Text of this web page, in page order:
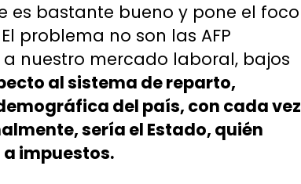
es bastante bueno y pone el foco
problema no son las AFP
nuestro mercado laboral, bajos
al sistema de reparto,
del país, con cada vez
sería el Estado, quién
impuestos.